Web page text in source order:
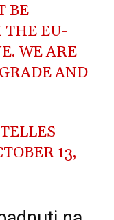
BE
THE EU-
WE ARE
AND
13,